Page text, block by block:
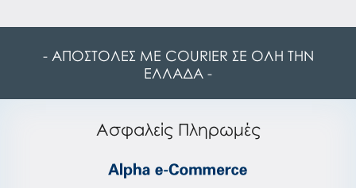
- ΑΠΟΣΤΟΛΕΣ ΜΕ COURIER ΣΕ ΟΛΗ ΤΗΝ
ΕΛΛΑΔΑ -
Ασφαλείς Πληρωμές